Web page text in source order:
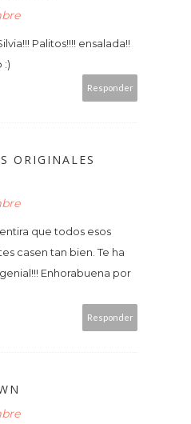
Palitos!!!! ensalada!!
:)
Responder
ORIGINALES
que todos esos
casen tan bien. Te ha
Enhorabuena por
Responder